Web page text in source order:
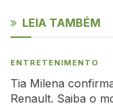
LEIA TAMBÉM
ENTRETENIMENTO
Tia Milena
Renault. Saiba o